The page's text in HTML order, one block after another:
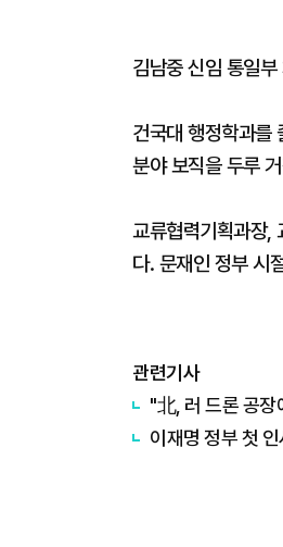
김남중 신임 통일
건국대 행정학과
분야 보직을 두루
교류협력기획과장,
다. 문재인 정부 시
관련기사
"北, 러 드론 공
이재명 정부 첫